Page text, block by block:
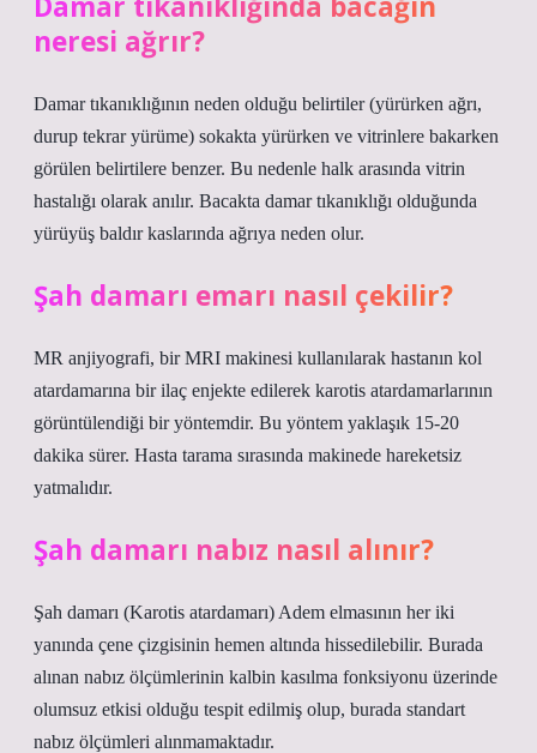
neresi ağrır?
Damar tıkanıklığının neden olduğu belirtiler (yürürken ağrı,
durup tekrar yürüme) sokakta yürürken ve vitrinlere bakarken
görülen belirtilere benzer. Bu nedenle halk arasında vitrin
hastalığı olarak anılır. Bacakta damar tıkanıklığı olduğunda
yürüyüş baldır kaslarında ağrıya neden olur.
Şah damarı emarı nasıl çekilir?
MR anjiyografi, bir MRI makinesi kullanılarak hastanın kol
atardamarına bir ilaç enjekte edilerek karotis atardamarlarının
görüntülendiği bir yöntemdir. Bu yöntem yaklaşık 15-20
dakika sürer. Hasta tarama sırasında makinede hareketsiz
yatmalıdır.
Şah damarı nabız nasıl alınır?
Şah damarı (Karotis atardamarı) Adem elmasının her iki
yanında çene çizgisinin hemen altında hissedilebilir. Burada
alınan nabız ölçümlerinin kalbin kasılma fonksiyonu üzerinde
olumsuz etkisi olduğu tespit edilmiş olup, burada standart
nabız ölçümleri alınmamaktadır.